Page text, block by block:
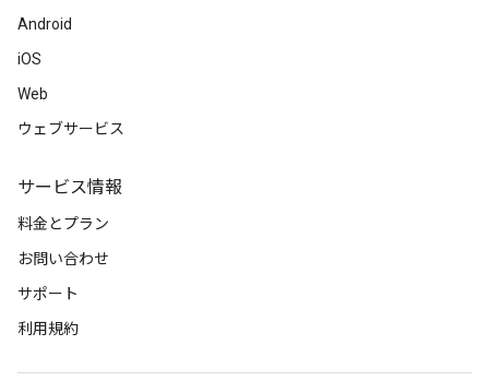
Android
iOS
Web
ウェブサービス
サービス情報
料金とプラン
お問い合わせ
サポート
利用規約